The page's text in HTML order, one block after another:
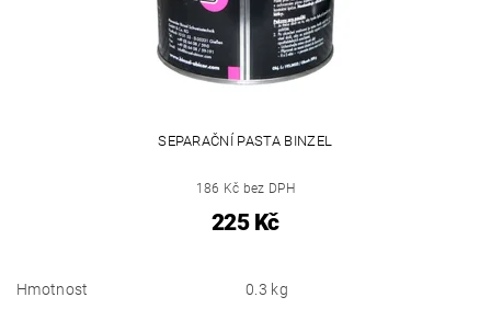
SEPARAČNÍ PASTA BINZEL
186 Kč bez DPH
225 Kč
Hmotnost 0.3 kg